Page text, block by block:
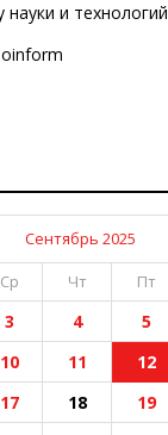
и технологий
Сентябрь 2025
Ср Чт Пт
3 4 5
10 11 12
17 18 19